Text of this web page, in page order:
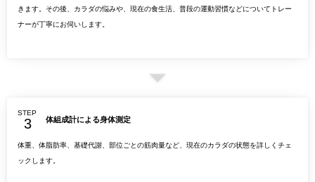
きます。その後、カラダの悩みや、現在の食生活、普段の運動習慣などについてトレー
ナーが丁寧にお伺いします。
STEP
体組成計による身体測定
体重、体脂肪率、基礎代謝、部位ごとの筋肉量など、現在のカラダの状態を詳しくチェ
ックします。